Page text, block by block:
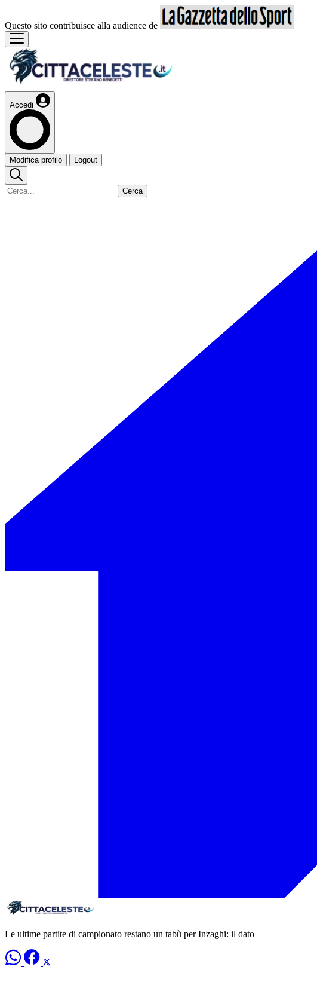
Questo sito contribuisce alla audience de
Accedi
Modifica profilo Logout
Cerca
Le ultime partite di campionato restano un tabù per Inzaghi: il dato